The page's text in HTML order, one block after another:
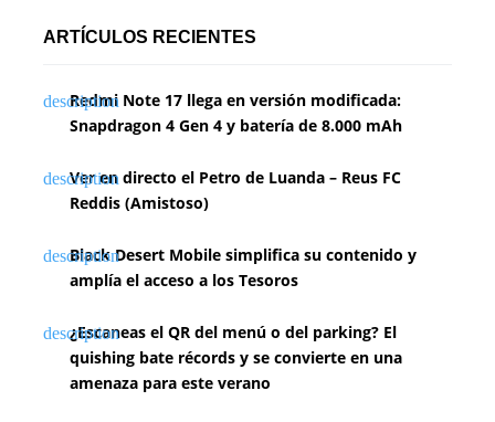
ARTÍCULOS RECIENTES
Redmi Note 17 llega en versión modificada:
Snapdragon 4 Gen 4 y batería de 8.000 mAh
Ver en directo el Petro de Luanda – Reus FC
Reddis (Amistoso)
Black Desert Mobile simplifica su contenido y
amplía el acceso a los Tesoros
¿Escaneas el QR del menú o del parking? El
quishing bate récords y se convierte en una
amenaza para este verano